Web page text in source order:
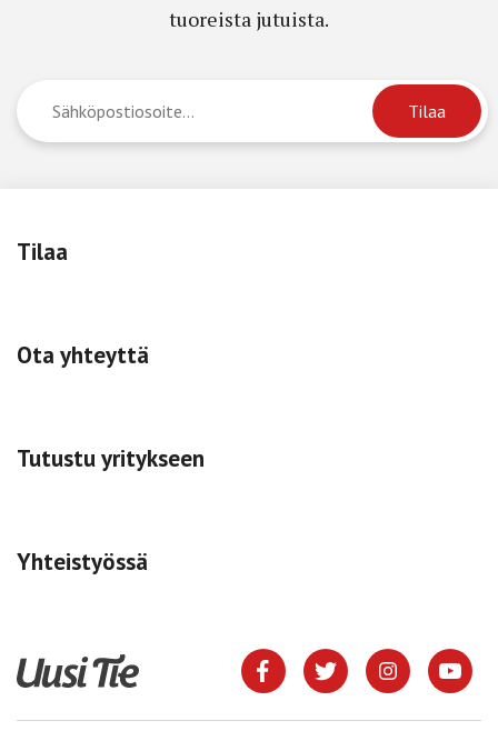
tuoreista jutuista.
Tilaa
Ota yhteyttä
Tutustu yritykseen
Yhteistyössä